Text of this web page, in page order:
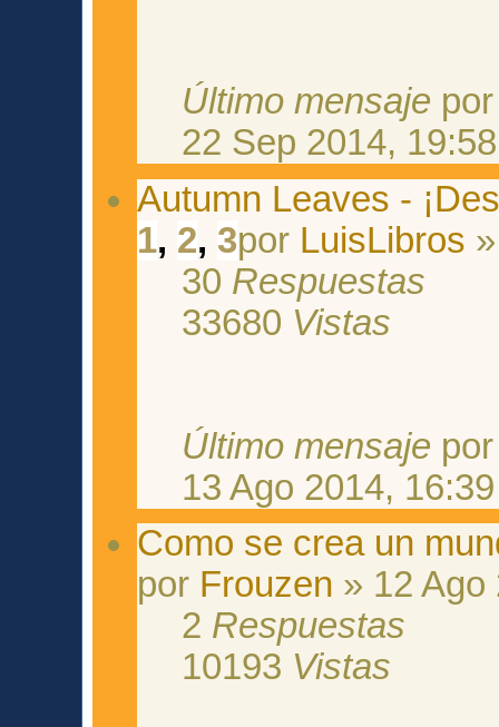
Último mensaje
22 Sep 2014, 19:58
Autumn Leaves -
1, 2, 3por LuisLibros
30 Respuestas
33680 Vistas
Último mensaje
13 Ago 2014, 16:39
Como se crea un
por Frouzen » 12 Ago
2 Respuestas
10193 Vistas